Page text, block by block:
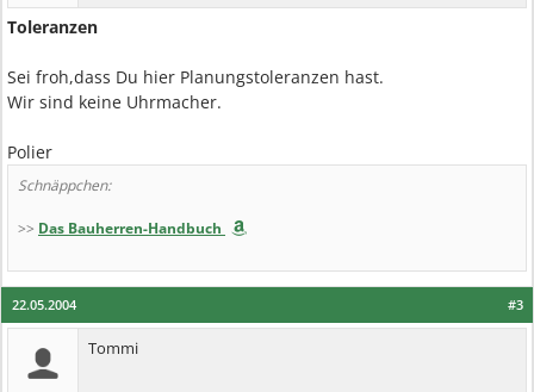
Toleranzen
Sei froh,dass Du hier Planungstoleranzen hast.
Wir sind keine Uhrmacher.
Polier
Schnäppchen:
>> Das Bauherren-Handbuch
#3
22.05.2004
Tommi